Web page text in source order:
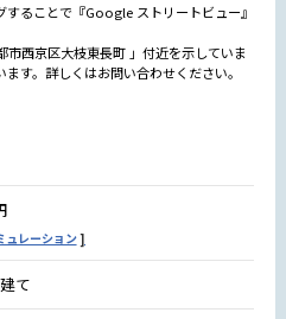
することで『Google ストリートビュー』
西京区大枝東長町 」付近を示していま
す。詳しくはお問い合わせください。
ュレーション
て